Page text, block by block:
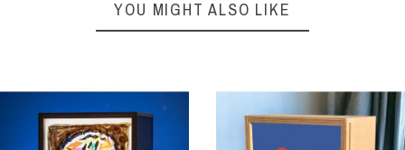
poids
YOU MIGHT ALSO LIKE